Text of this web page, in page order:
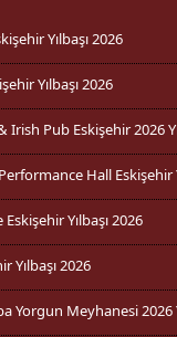
Yılbaşı 2026
Yılbaşı 2026
Irish Pub Eskişehir 2026
Hall Eskişehir
Yılbaşı 2026
Yılbaşı 2026
Yorgun Meyhanesi 2026